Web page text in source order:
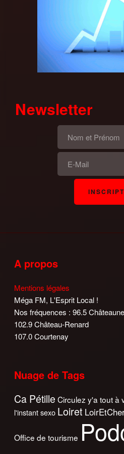
Newsletter
A propos
Mentions légales
Méga FM, L'Esprit Local !
Nos fréquences : 96.5
102.9 Château-Renard
107.0 Courtenay
Nuage de Tags
Ca Pétille Circulez y'a tout à
l'instant sexo Loiret
Office de tourisme